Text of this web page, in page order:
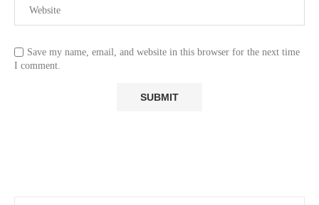
Save my name, email, and website in this browser for the next time
I comment.